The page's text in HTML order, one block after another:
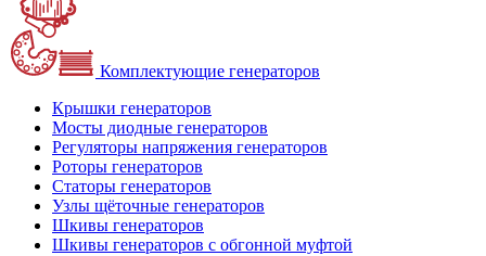
Комплектующие генераторов
Крышки генераторов
Мосты диодные генераторов
Регуляторы напряжения генераторов
Роторы генераторов
Статоры генераторов
Узлы щёточные генераторов
Шкивы генераторов
Шкивы генераторов с обгонной муфтой